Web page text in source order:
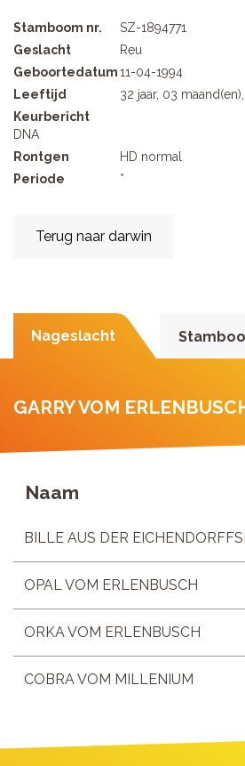
Stamboom nr.
SZ-1894771
Geslacht
Reu
Geboortedatum11-04-1994
Leeftijd
32 jaar, 03
Keurbericht
DNA
Rontgen
HD normal
Periode
*
Terug naar darwin
Nageslacht
GARRY VOM
Naam
BILLE AUS DER
OPAL VOM ERLENBUSCH
ORKA VOM ERLENBUSCH
COBRA VOM MILLENIUM